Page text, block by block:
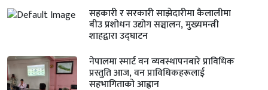
सहकारी र सरकारी साझेदारीमा कैलालीमा
बीउ प्रशोधन उद्योग सञ्चालन, मुख्यमन्त्री
शाहद्वारा उद्घाटन
नेपालमा स्मार्ट वन व्यवस्थापनबारे प्राविधिक
प्रस्तुति आज, वन प्राविधिकहरूलाई
सहभागिताको आह्वान